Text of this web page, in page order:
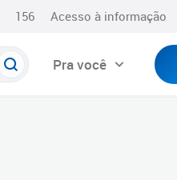
156 Acesso à informação
Pra você